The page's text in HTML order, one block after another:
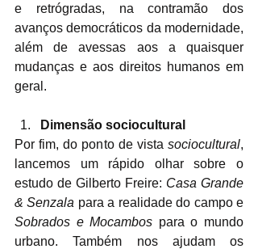
e retrógradas, na contramão dos
avanços democráticos da modernidade,
além de avessas aos a quaisquer
mudanças e aos direitos humanos em
geral.
Dimensão sociocultural
Por fim, do ponto de vista sociocultural,
lancemos um rápido olhar sobre o
estudo de Gilberto Freire: Casa Grande
& Senzala
Sobrados e Mocambos para o mundo
urbano. Também nos ajudam os